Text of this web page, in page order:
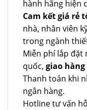
hành hãng hiện
Cam kết giá rẻ
nhà, nhân viên
trong ngành
Miễn phí lắp
quốc, giao
Thanh toán khi
ngân hàng.
Hotline tư vấn